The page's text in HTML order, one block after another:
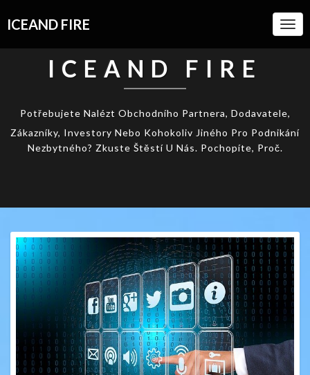
ICEAND FIRE
ICEAND FIRE
Potřebujete Nalézt Obchodního Partnera, Dodavatele,
Zákazníky, Investory Nebo Kohokoliv Jiného Pro Podnikání
Nezbytného? Zkuste Štěstí U Nás. Pochopíte, Proč.